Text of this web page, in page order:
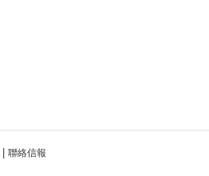
聯絡信報